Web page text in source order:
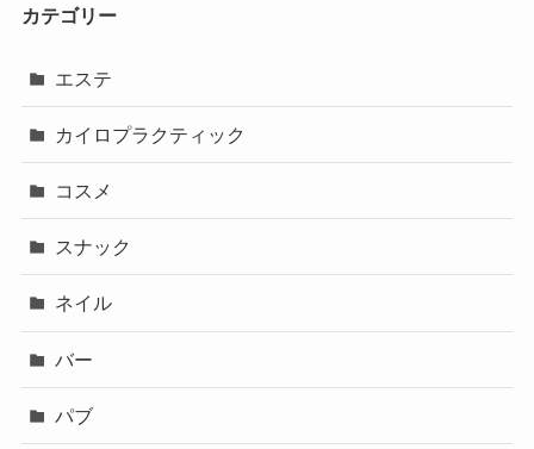
カテゴリー
エステ
カイロプラクティック
コスメ
スナック
ネイル
バー
パブ